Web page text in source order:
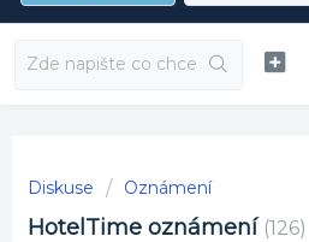
Diskuse Oznámení
HotelTime oznámení 126